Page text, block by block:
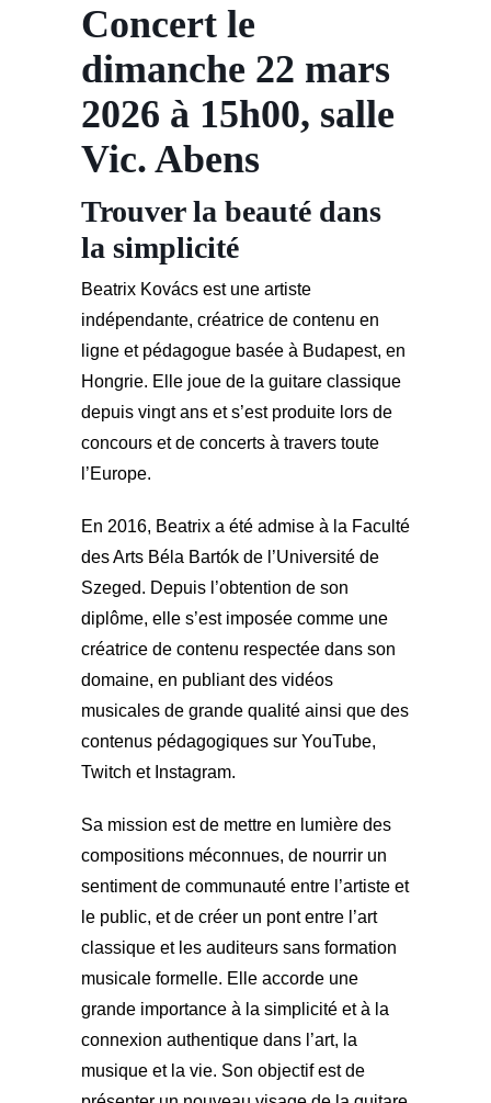
Concert le
dimanche 22 mars
2026 à 15h00, salle
Vic. Abens
Trouver la beauté dans
la simplicité
Beatrix Kovács est une artiste
indépendante, créatrice de contenu en
ligne et pédagogue basée à Budapest, en
Hongrie. Elle joue de la guitare classique
depuis vingt ans et s’est produite lors de
concours et de concerts à travers toute
l’Europe.
En 2016, Beatrix a été admise à la Faculté
des Arts Béla Bartók de l’Université de
Szeged. Depuis l’obtention de son
diplôme, elle s’est imposée comme une
créatrice de contenu respectée dans son
domaine, en publiant des vidéos
musicales de grande qualité ainsi que des
contenus pédagogiques sur YouTube,
Twitch et Instagram.
Sa mission est de mettre en lumière des
compositions méconnues, de nourrir un
sentiment de communauté entre l’artiste et
le public, et de créer un pont entre l’art
classique et les auditeurs sans formation
musicale formelle. Elle accorde une
grande importance à la simplicité et à la
connexion authentique dans l’art, la
musique et la vie. Son objectif est de